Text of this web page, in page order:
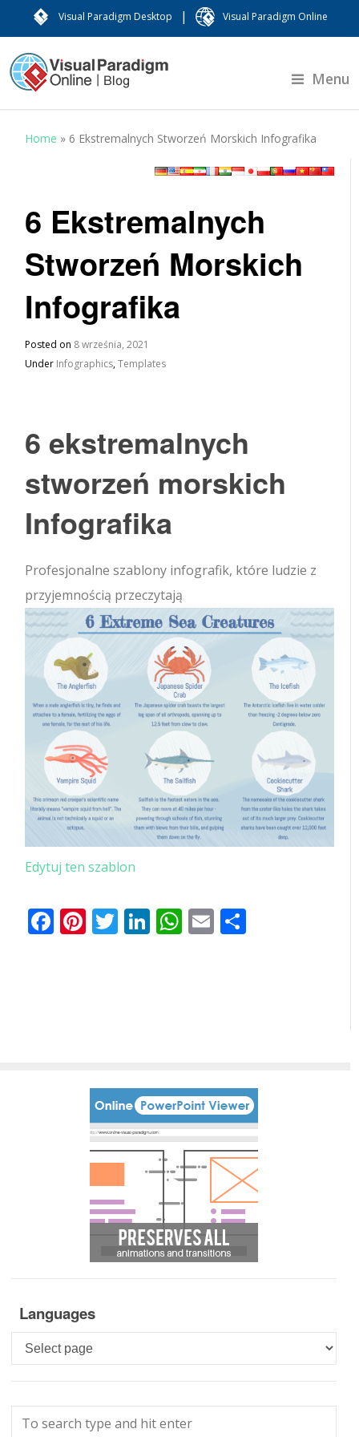
Visual Paradigm Desktop | Visual Paradigm Online
Menu
Home » 6 Ekstremalnych Stworzeń Morskich Infografika
6 Ekstremalnych
Stworzeń Morskich
Infografika
Posted on 8 września, 2021
Under Infographics,Templates
6 ekstremalnych
stworzeń morskich
Infografika
Profesjonalne szablony infografik, które ludzie z
przyjemnością przeczytają
Edytuj ten szablon
Facebook
Pinterest
Twitter
LinkedIn
WhatsApp
Email
Languages
Languages